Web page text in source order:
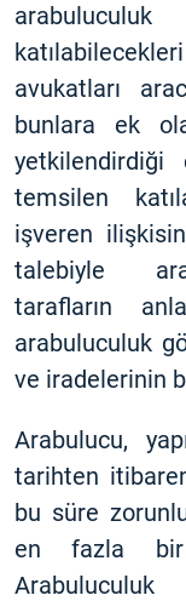
avukatları
bunlara ek
yetkilendirdiği
temsilen
işveren
talebiyle
tarafların
arabuluculuk
ve iradelerinin
Arabulucu,
tarihten
bu süre
en fazla bir
Arabuluculuk